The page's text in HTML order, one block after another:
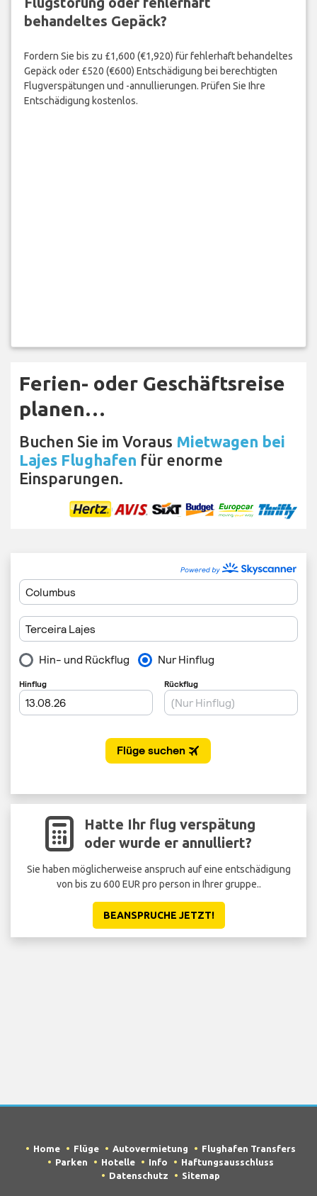
behandeltes Gepäck?
Fordern Sie bis zu £1,600 (€1,920) für fehlerhaft behandeltes
Gepäck oder £520 (€600) Entschädigung bei berechtigten
Flugverspätungen und -annullierungen. Prüfen Sie Ihre
Entschädigung kostenlos.
Ferien- oder Geschäftsreise
planen…
Buchen Sie im Voraus Mietwagen bei
Lajes Flughafen für enorme
Einsparungen.
Hatte Ihr flug verspätung
oder wurde er annulliert?
Sie haben möglicherweise anspruch auf eine entschädigung
von bis zu 600 EUR pro person in Ihrer gruppe..
BEANSPRUCHE JETZT!
Home Flüge Autovermietung
Flughafen Transfers
Parken
Hotelle Info
Haftungsausschluss
Datenschutz
Sitemap